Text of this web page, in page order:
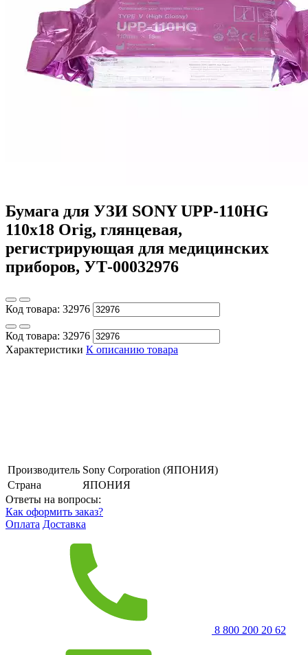
Бумага для УЗИ SONY UPP-110HG
110х18 Orig, глянцевая,
регистрирующая для медицинских
приборов, УТ-00032976
Код товара: 32976
Код товара: 32976
Характеристики К описанию товара
Производитель Sony Corporation (ЯПОНИЯ)
Страна
ЯПОНИЯ
Ответы на вопросы:
Как оформить заказ?
Оплата Доставка
8 800 200 20 62